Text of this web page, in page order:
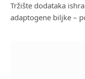
Tržište dodataka
adaptogene biljke –